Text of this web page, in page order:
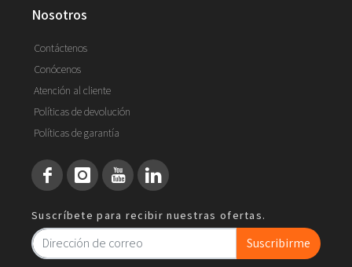
nosotros
Contáctenos
Conócenos
Atención al cliente
Políticas de devolución
Políticas de garantía
Suscríbete para recibir nuestras ofertas.
Suscribirme